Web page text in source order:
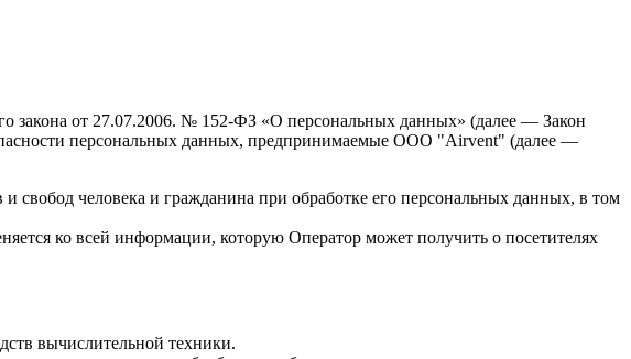
закона от 27.07.2006. № 152-ФЗ «О персональных данных» (далее — Закон
персональных данных, предпринимаемые ООО "Airvent" (далее —
свобод человека и гражданина при обработке его персональных данных, в том
ко всей информации, которую Оператор может получить о посетителях
вычислительной техники.